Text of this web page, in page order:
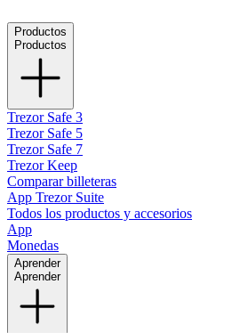
Productos
Productos
Trezor Safe 3
Trezor Safe 5
Trezor Safe 7
Trezor Keep
Comparar billeteras
App Trezor Suite
Todos los productos y accesorios
App
Monedas
Aprender
Aprender